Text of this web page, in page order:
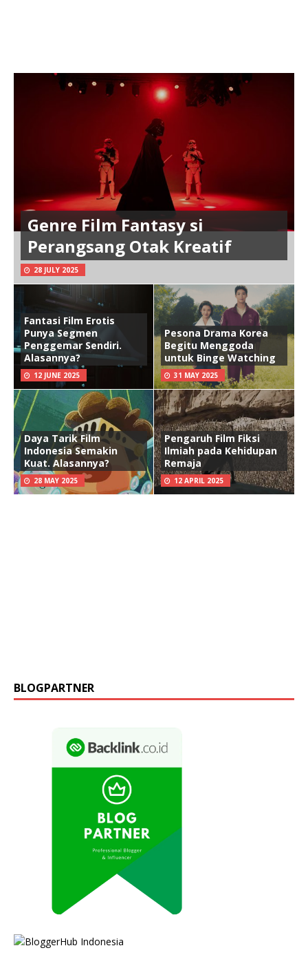
Genre Film Fantasy si
Perangsang Otak Kreatif
28 JULY 2025
Fantasi Film Erotis
Punya Segmen
Penggemar Sendiri.
Alasannya?
12 JUNE 2025
Pesona Drama Korea
Begitu Menggoda
untuk Binge Watching
31 MAY 2025
Daya Tarik Film
Indonesia Semakin
Kuat. Alasannya?
28 MAY 2025
Pengaruh Film Fiksi
Ilmiah pada Kehidupan
Remaja
12 APRIL 2025
BLOGPARTNER